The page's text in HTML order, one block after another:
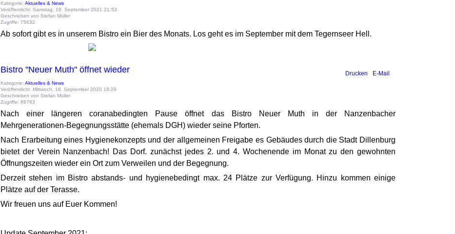
Kategorie: Aktuelles & News
Veröffentlicht: Samstag, 18. September 2021 21:53
Geschrieben von Stefan Müller
Zugriffe: 75632
Ab sofort gibt es in unserem Bistro ein Bier des Monats. Los geht es im September mit dem Tegernseer Hell.
Drucken E-Mail
Bistro "Neuer Muth" öffnet wieder
Kategorie: Aktuelles & News
Veröffentlicht: Mittwoch, 16. September 2020 18:29
Geschrieben von Stefan Müller
Zugriffe: 86763
Nach einer längeren coranabedingten Pause öffnet das Bistro Neuer Muth in der Nanzenbacher
Mehrgenerationen-Begegnungsstätte (ehemals DGH) wieder seine Pforten.
Nach Erarbeitung eines Hygienekonzepts und der allgemeinen Freigabe es Gebäudes durch die Stadt Dillenburg
bietet der Verein Nanzenbach! Das Dorf. zunächst jedes 2. und 4. Wochenende im Monat zu den gewohnten
Öffnungszeiten wieder ein Ort zum Verweilen und der Begegnung.
Derzeit stehen im Bistro abstands- und hygienebedingt max. 24 Plätze zur Verfügung. Hinzu kommen einige
Plätze auf der Terasse.
Wir freuen uns auf Euer Kommen!